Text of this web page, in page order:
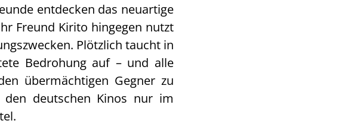
entdecken das neuartige
Freund Kirito hingegen nutzt
Plötzlich taucht in
Bedrohung auf – und alle
übermächtigen Gegner zu
deutschen Kinos nur im